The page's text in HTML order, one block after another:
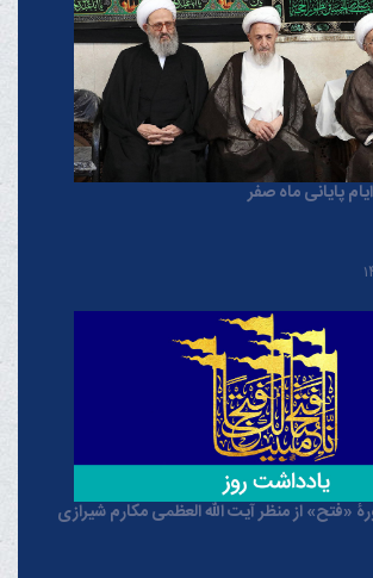
پایانی ماه صفر
«فتح» از منظر آیت الله العظمی مکارم شیرازی